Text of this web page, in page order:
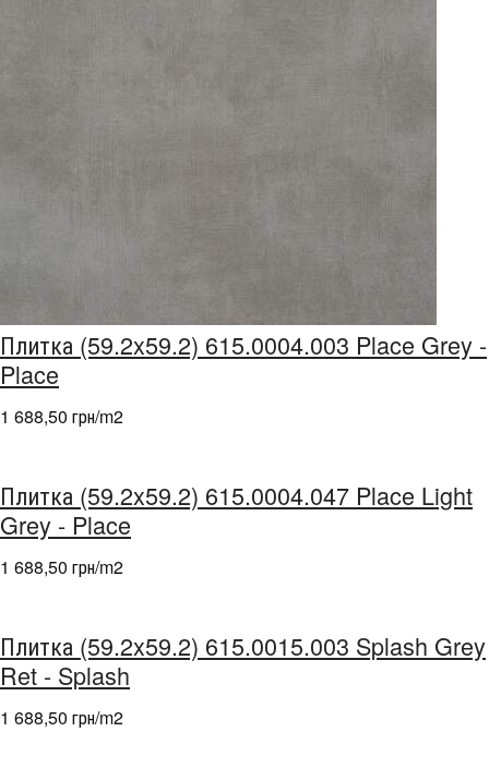
Плитка (59.2x59.2) 615.0004.003 Place Grey -
Place
1 688,50 грн/m2
Плитка (59.2x59.2) 615.0004.047 Place Light
Grey - Place
1 688,50 грн/m2
Плитка (59.2x59.2) 615.0015.003 Splash Grey
Ret - Splash
1 688,50 грн/m2